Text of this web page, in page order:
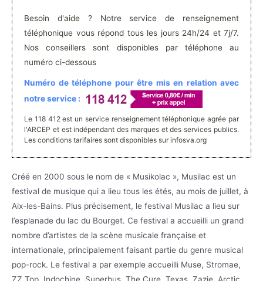
Besoin d'aide ? Notre service de renseignement
téléphonique vous répond tous les jours 24h/24 et 7j/7.
Nos conseillers sont disponibles par téléphone au
numéro ci-dessous
Numéro de téléphone pour être mis en relation avec
notre service :
Le 118 412 est un service renseignement téléphonique agrée par
l'ARCEP et est indépendant des marques et des services publics.
Les conditions tarifaires sont disponibles sur infosva.org
Créé en 2000 sous le nom de « Musikolac », Musilac est un
festival de musique qui a lieu tous les étés, au mois de juillet, à
Aix-les-Bains. Plus précisement, le festival Musilac a lieu sur
l’esplanade du lac du Bourget. Ce festival a accueilli un grand
nombre d’artistes de la scène musicale française et
internationale, principalement faisant partie du genre musical
pop-rock. Le festival a par exemple accueilli Muse, Stromae,